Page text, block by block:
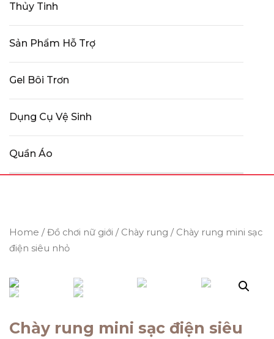
Thủy Tinh
Sản Phẩm Hỗ Trợ
Gel Bôi Trơn
Dụng Cụ Vệ Sinh
Quần Áo
Home /Đồ chơi nữ giới / Chày rung / Chày rung mini sạc
điện siêu nhỏ
Chày rung mini sạc điện siêu